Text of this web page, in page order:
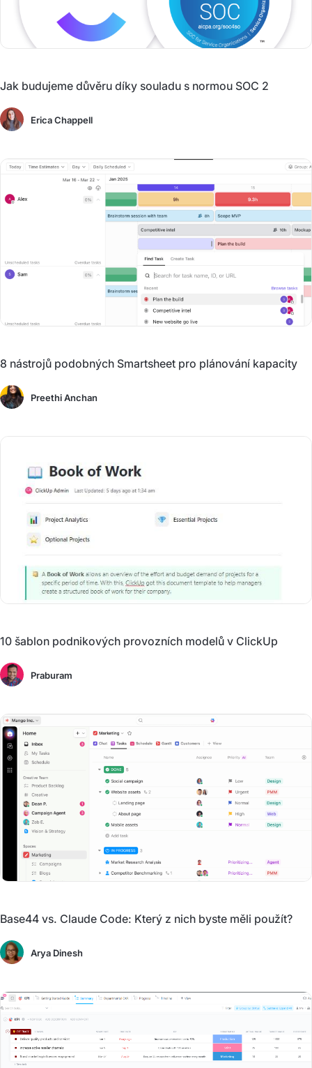
Jak budujeme důvěru díky souladu s normou SOC 2
Erica Chappell
8 nástrojů podobných Smartsheet pro plánování kapacity
Preethi Anchan
10 šablon podnikových provozních modelů v ClickUp
Praburam
Base44 vs. Claude Code: Který z nich byste měli použít?
Arya Dinesh